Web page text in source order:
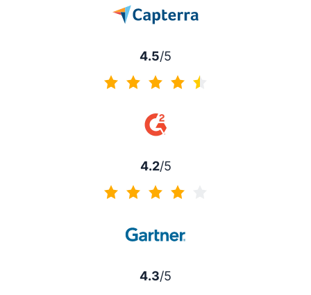
4.5/5
4.2/5
4.3/5